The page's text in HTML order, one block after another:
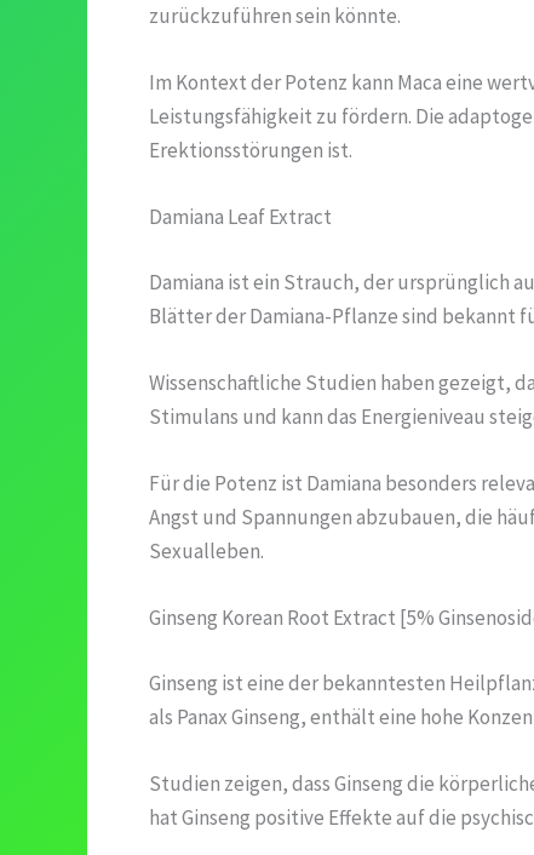
zurückzuführen sein könnte.
Im Kontext der Potenz kann Maca eine
Leistungsfähigkeit zu fördern. Die
Erektionsstörungen ist.
Damiana Leaf Extract
Damiana ist ein Strauch, der ursprünglich
Blätter der Damiana-Pflanze sind bekannt
Wissenschaftliche Studien haben gezeigt,
Stimulans und kann das Energieniveau
Für die Potenz ist Damiana besonders
Angst und Spannungen abzubauen, die
Sexualleben.
Ginseng Korean Root Extract [5%
Ginseng ist eine der bekanntesten
als Panax Ginseng, enthält eine hohe
Studien zeigen, dass Ginseng die
hat Ginseng positive Effekte auf die